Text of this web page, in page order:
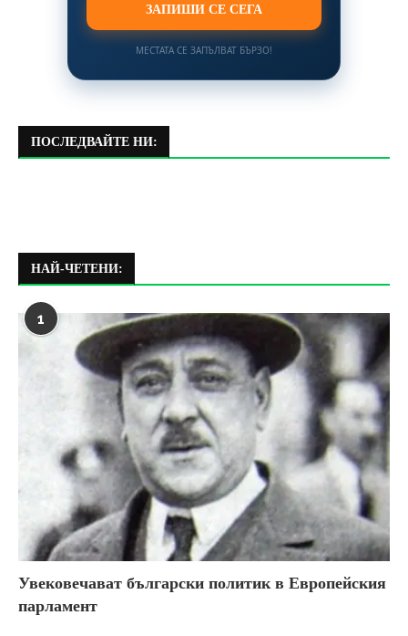
ЗАПИШИ СЕ СЕГА
МЕСТАТА СЕ ЗАПЪЛВАТ БЪРЗО!
ПОСЛЕДВАЙТЕ НИ:
НАЙ-ЧЕТЕНИ:
1
Увековечават български политик в Европейския
парламент